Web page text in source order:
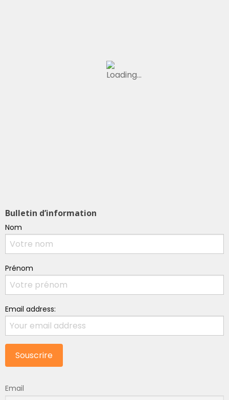
Bulletin d’information
Nom
Prénom
Email address:
Email